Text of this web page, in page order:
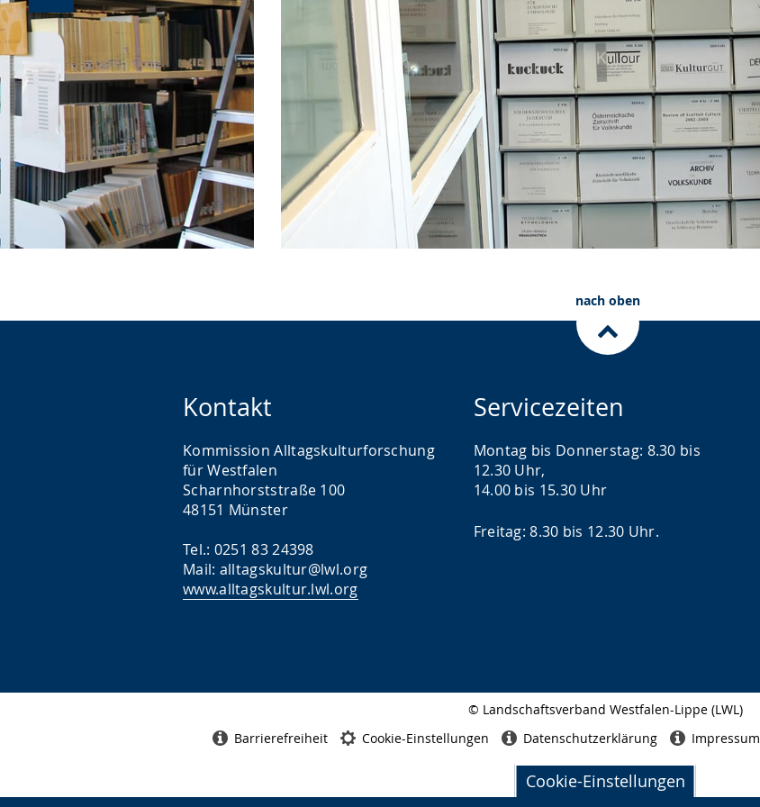
Cookie-Einstellungen
Ansicht:
von
nach oben
Kontakt
Kommission Alltagskulturforschung
für Westfalen
Scharnhorststraße 100
48151 Münster
Tel.: 0251 83 24398
Mail: alltagskultur@lwl.org
www.alltagskultur.lwl.org
Servicezeiten
Montag bis Donnerstag: 8.30 bis
12.30 Uhr,
14.00 bis 15.30 Uhr
Freitag: 8.30 bis 12.30 Uhr.
© Landschaftsverband Westfalen-Lippe (LWL)
Barrierefreiheit Cookie-Einstellungen Datenschutzerklärung Impressum